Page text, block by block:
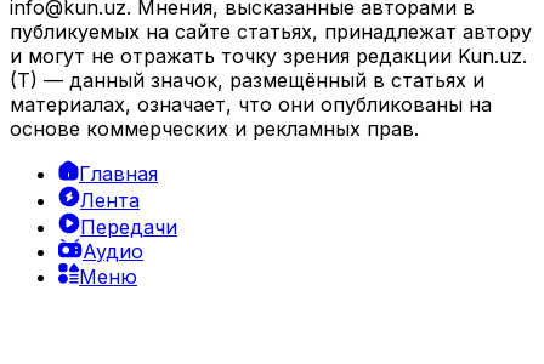
info@kun.uz. Мнения, высказанные авторами в
публикуемых на сайте статьях, принадлежат автору
и могут не отражать точку зрения редакции Kun.uz.
(T) — данный значок, размещённый в статьях и
материалах, означает, что они опубликованы на
основе коммерческих и рекламных прав.
Главная
Лента
Передачи
Аудио
Меню